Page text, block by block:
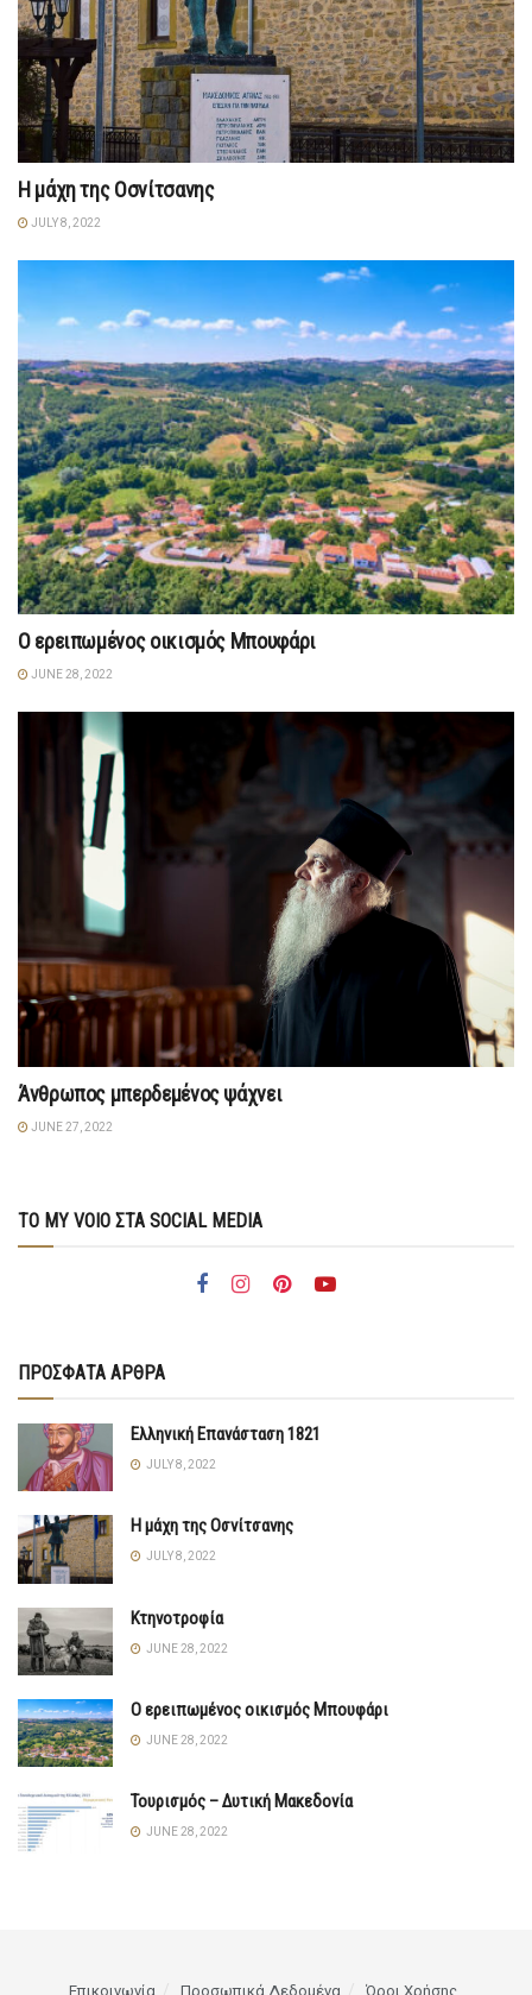
Η μάχη της Οσνίτσανης
JULY 8, 2022
Ο ερειπωμένος οικισμός Μπουφάρι
JUNE 28, 2022
Άνθρωπος μπερδεμένος ψάχνει
JUNE 27, 2022
ΤΟ MY VOIO ΣΤΑ SOCIAL MEDIA
ΠΡΟΣΦΑΤΑ ΑΡΘΡΑ
Ελληνική Επανάσταση 1821
JULY 8, 2022
Η μάχη της Οσνίτσανης
JULY 8, 2022
Κτηνοτροφία
JUNE 28, 2022
Ο ερειπωμένος οικισμός Μπουφάρι
JUNE 28, 2022
Τουρισμός – Δυτική Μακεδονία
JUNE 28, 2022
Επικοινωνία Προσωπικά Δεδομένα Όροι Χρήσης